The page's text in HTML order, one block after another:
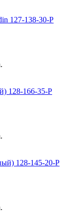
127-138-30-P
128-166-35-P
128-145-20-P